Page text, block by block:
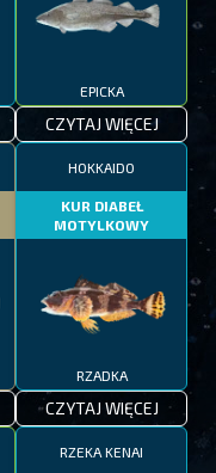
EPICKA
CZYTAJ WIĘCEJ
HOKKAIDO
KUR DIABEŁ
MOTYLKOWY
RZADKA
CZYTAJ WIĘCEJ
RZEKA KENAI